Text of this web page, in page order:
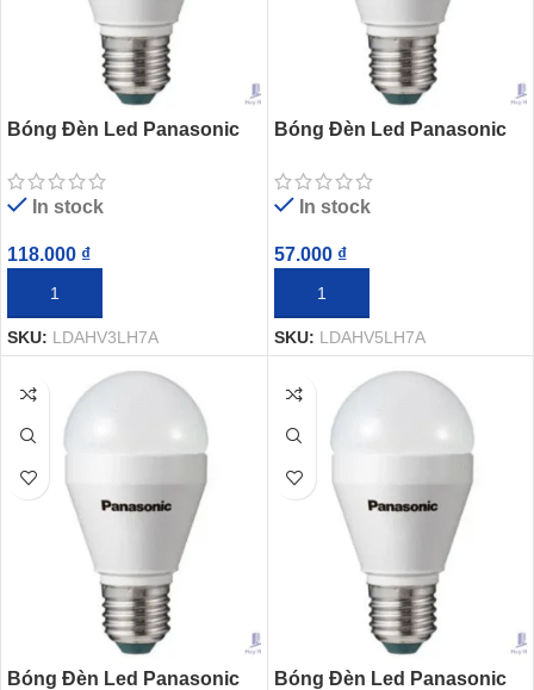
Bóng Đèn Led Panasonic
In stock
118.000 ₫
THÊM VÀO GIỎ HÀNG
SKU: LDAHV3LH7A
Bóng Đèn Led Panasonic
In stock
57.000 ₫
THÊM VÀO GIỎ HÀNG
SKU: LDAHV5LH7A
Bóng Đèn Led Panasonic
Bóng Đèn Led Panasonic